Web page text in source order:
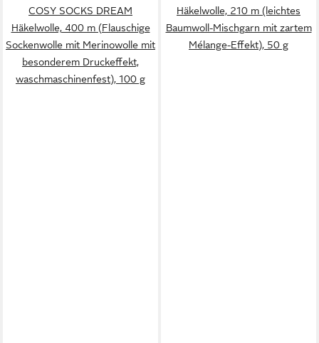
COSY SOCKS DREAM
Häkelwolle, 400 m (Flauschige
Sockenwolle mit Merinowolle mit
besonderem Druckeffekt,
waschmaschinenfest), 100 g
Häkelwolle, 210 m (leichtes
Baumwoll-Mischgarn mit zartem
Mélange-Effekt), 50 g